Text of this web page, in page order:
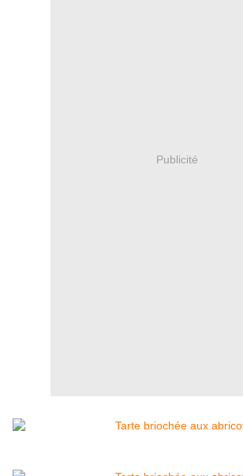
Publicité